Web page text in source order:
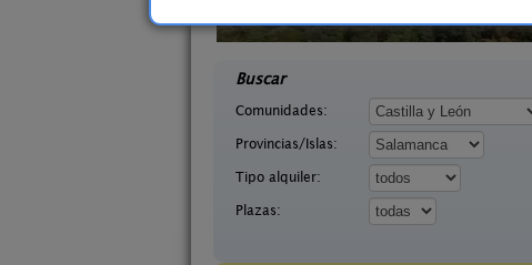
Buscar
Comunidades:
Provincias/Islas:
Tipo alquiler:
Plazas: